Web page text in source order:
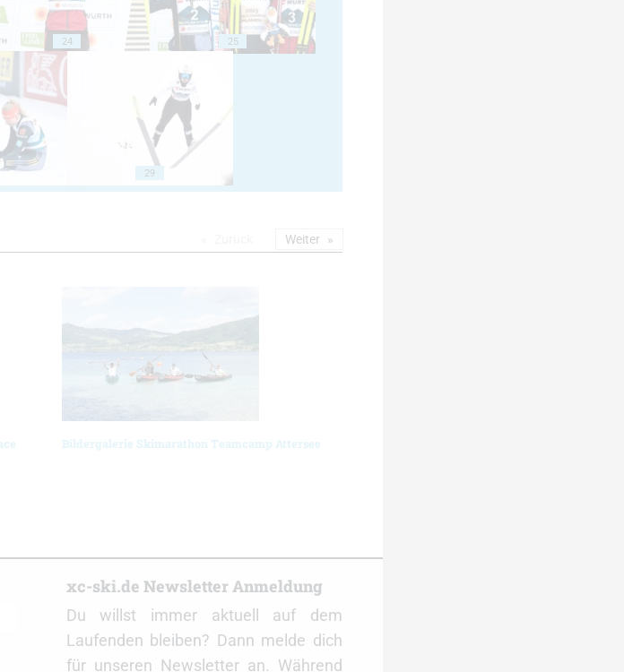
24 25
29
Bildergalerie Skimarathon Teamcamp Attersee
Weiter
xc-ski.de Newsletter Anmeldung
Du willst immer aktuell auf dem
Laufenden bleiben? Dann melde dich
für unseren Newsletter an. Während